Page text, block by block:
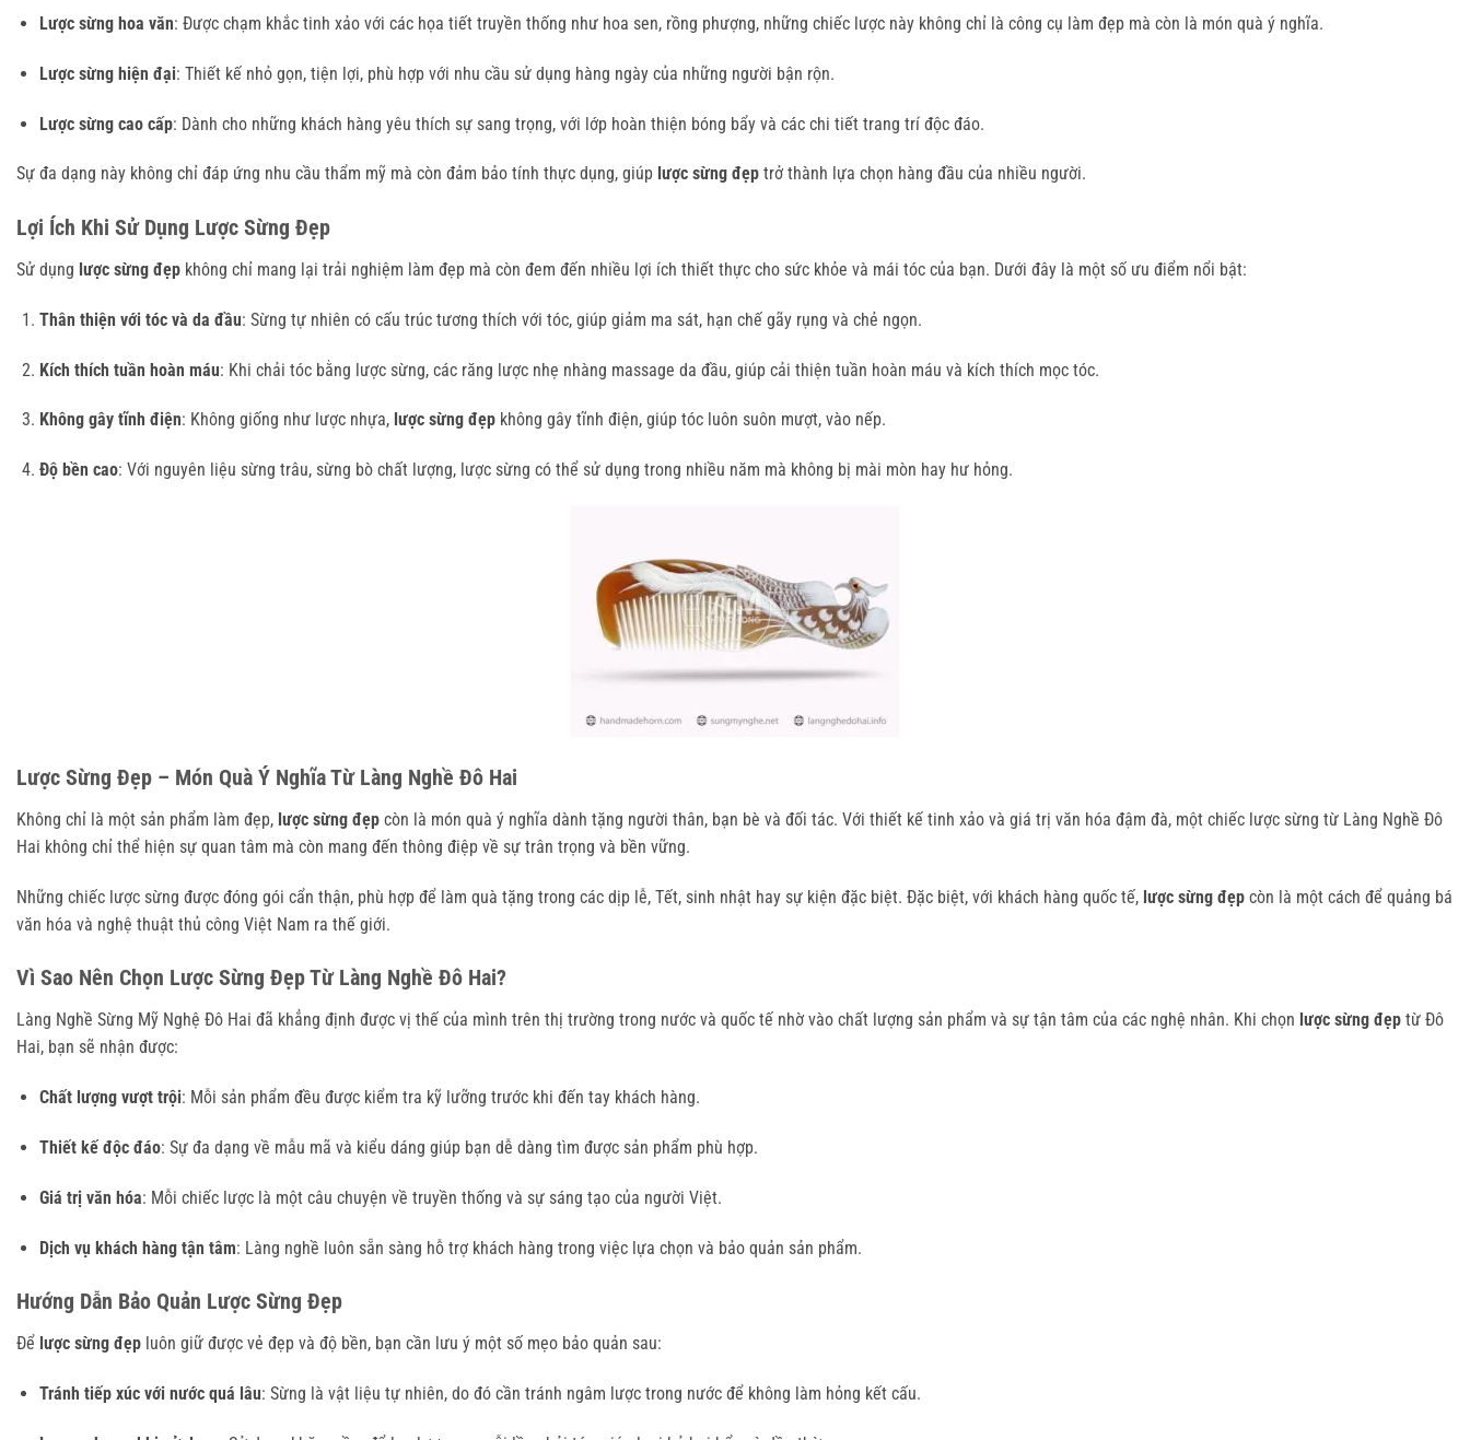
Lược sừng hoa văn: Được chạm khắc tinh xảo với các họa tiết truyền thống như hoa sen, rồng phượng, những chiếc lược này không chỉ là công cụ làm đẹp mà còn là món quà ý nghĩa.
Lược sừng hiện đại: Thiết kế nhỏ gọn, tiện lợi, phù hợp với nhu cầu sử dụng hàng ngày của những người bận rộn.
Lược sừng cao cấp: Dành cho những khách hàng yêu thích sự sang trọng, với lớp hoàn thiện bóng bẩy và các chi tiết trang trí độc đáo.
Sự đa dạng này không chỉ đáp ứng nhu cầu thẩm mỹ mà còn đảm bảo tính thực dụng, giúp lược sừng đẹp trở thành lựa chọn hàng đầu của nhiều người.
Lợi Ích Khi Sử Dụng Lược Sừng Đẹp
Sử dụng lược sừng đẹp không chỉ mang lại trải nghiệm làm đẹp mà còn đem đến nhiều lợi ích thiết thực cho sức khỏe và mái tóc của bạn. Dưới đây là một số ưu điểm nổi bật:
Thân thiện với tóc và da đầu: Sừng tự nhiên có cấu trúc tương thích với tóc, giúp giảm ma sát, hạn chế gãy rụng và chẻ ngọn.
Kích thích tuần hoàn máu: Khi chải tóc bằng lược sừng, các răng lược nhẹ nhàng massage da đầu, giúp cải thiện tuần hoàn máu và kích thích mọc tóc.
Không gây tĩnh điện: Không giống như lược nhựa, lược sừng đẹpkhông gây tĩnh điện, giúp tóc luôn suôn mượt, vào nếp.
Độ bền cao: Với nguyên liệu sừng trâu, sừng bò chất lượng, lược sừng có thể sử dụng trong nhiều năm mà không bị mài mòn hay hư hỏng.
Lược Sừng Đẹp – Món Quà Ý Nghĩa Từ Làng Nghề Đô Hai
Không chỉ là một sản phẩm làm đẹp, lược sừng đẹp còn là món quà ý nghĩa dành tặng người thân, bạn bè và đối tác. Với thiết kế tinh xảo và giá trị văn hóa đậm đà, một chiếc lược sừng từ Làng Nghề Đô
Hai không chỉ thể hiện sự quan tâm mà còn mang đến thông điệp về sự trân trọng và bền vững.
Những chiếc lược sừng được đóng gói cẩn thận, phù hợp để làm quà tặng trong các dịp lễ, Tết, sinh nhật hay sự kiện đặc biệt. Đặc biệt, với khách hàng quốc tế, lược sừng đẹp còn là một cách để quảng bá
văn hóa và nghệ thuật thủ công Việt Nam ra thế giới.
Vì Sao Nên Chọn Lược Sừng Đẹp Từ Làng Nghề Đô Hai?
Làng Nghề Sừng Mỹ Nghệ Đô Hai đã khẳng định được vị thế của mình trên thị trường trong nước và quốc tế nhờ vào chất lượng sản phẩm và sự tận tâm của các nghệ nhân. Khi chọn lược sừng đẹp từ Đô
Hai, bạn sẽ nhận được:
Chất lượng vượt trội: Mỗi sản phẩm đều được kiểm tra kỹ lưỡng trước khi đến tay khách hàng.
Thiết kế độc đáo: Sự đa dạng về mẫu mã và kiểu dáng giúp bạn dễ dàng tìm được sản phẩm phù hợp.
Giá trị văn hóa: Mỗi chiếc lược là một câu chuyện về truyền thống và sự sáng tạo của người Việt.
Dịch vụ khách hàng tận tâm: Làng nghề luôn sẵn sàng hỗ trợ khách hàng trong việc lựa chọn và bảo quản sản phẩm.
Hướng Dẫn Bảo Quản Lược Sừng Đẹp
Để lược sừng đẹp luôn giữ được vẻ đẹp và độ bền, bạn cần lưu ý một số mẹo bảo quản sau:
Tránh tiếp xúc với nước quá lâu: Sừng là vật liệu tự nhiên, do đó cần tránh ngâm lược trong nước để không làm hỏng kết cấu.